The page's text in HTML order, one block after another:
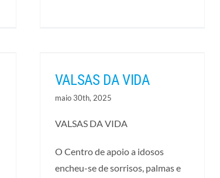
VALSAS DA VIDA
maio 30th, 2025
VALSAS DA VIDA
O Centro de apoio a idosos
encheu-se de sorrisos, palmas e